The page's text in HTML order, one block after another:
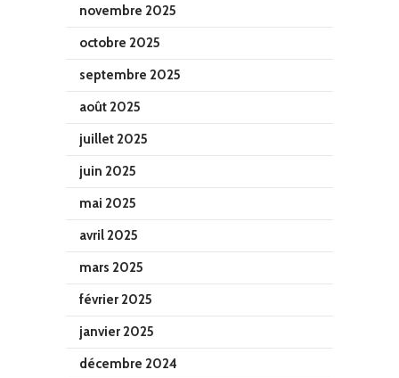
novembre 2025
octobre 2025
septembre 2025
août 2025
juillet 2025
juin 2025
mai 2025
avril 2025
mars 2025
février 2025
janvier 2025
décembre 2024